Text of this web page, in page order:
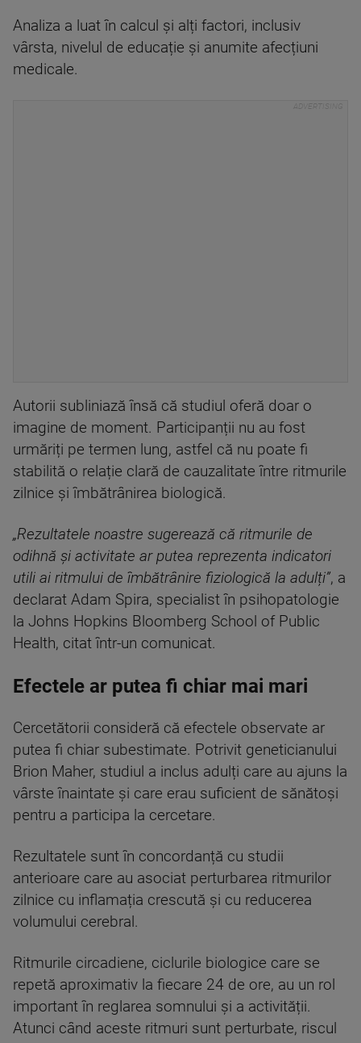
Analiza a luat în calcul și alți factori, inclusiv
vârsta, nivelul de educație și anumite afecțiuni
medicale.
Autorii subliniază însă că studiul oferă doar o
imagine de moment. Participanții nu au fost
urmăriți pe termen lung, astfel că nu poate fi
stabilită o relație clară de cauzalitate între ritmurile
zilnice și îmbătrânirea biologică.
„Rezultatele noastre sugerează că ritmurile de
odihnă și activitate ar putea reprezenta indicatori
utili ai ritmului de îmbătrânire fiziologică la adulți”, a
declarat Adam Spira, specialist în psihopatologie
la Johns Hopkins Bloomberg School of Public
Health, citat într-un comunicat.
Efectele ar putea fi chiar mai mari
Cercetătorii consideră că efectele observate ar
putea fi chiar subestimate. Potrivit geneticianului
Brion Maher, studiul a inclus adulți care au ajuns la
vârste înaintate și care erau suficient de sănătoși
pentru a participa la cercetare.
Rezultatele sunt în concordanță cu studii
anterioare care au asociat perturbarea ritmurilor
zilnice cu inflamația crescută și cu reducerea
volumului cerebral.
Ritmurile circadiene, ciclurile biologice care se
repetă aproximativ la fiecare 24 de ore, au un rol
important în reglarea somnului și a activității.
Atunci când aceste ritmuri sunt perturbate, riscul